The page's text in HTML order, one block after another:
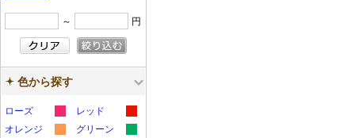
～ 円
色から探す
ローズ
カ
レッド
カ
オレンジ
グリーン